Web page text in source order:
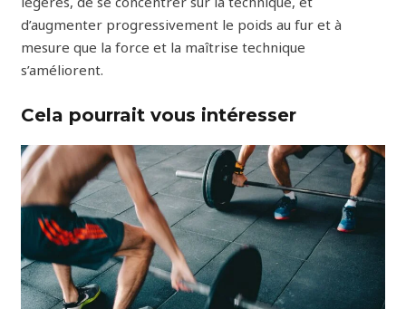
d’augmenter progressivement le poids au fur et à
mesure que la force et la maîtrise technique
s’améliorent.
Cela pourrait vous intéresser